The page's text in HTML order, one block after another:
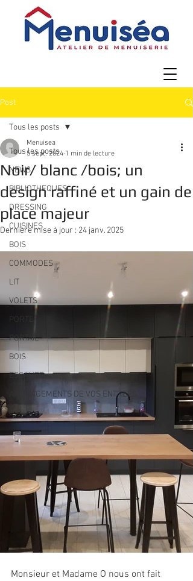
Post
Tous les posts
NEWS
BIBLIOTHEQUES
DRESSING
CUISINES
BOIS
COMMODES
LIT
VOLETS
PORTE
PORTAIL
BOIS
ESCALIER
AMENAGEMENTS DE VOS ENTREES
Tous les posts
Noir/ blanc /bois; un
design raffiné et un gain de
place majeur
Menuisea
5 sept. 2024 1 min de lecture
Dernière mise à jour : 24 janv. 2025
Monsieur et Madame O nous ont fait